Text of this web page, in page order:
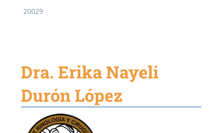
20029
Dra. Erika Nayeli
Durón López